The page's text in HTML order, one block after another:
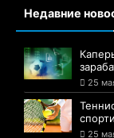
Недавние
25
25